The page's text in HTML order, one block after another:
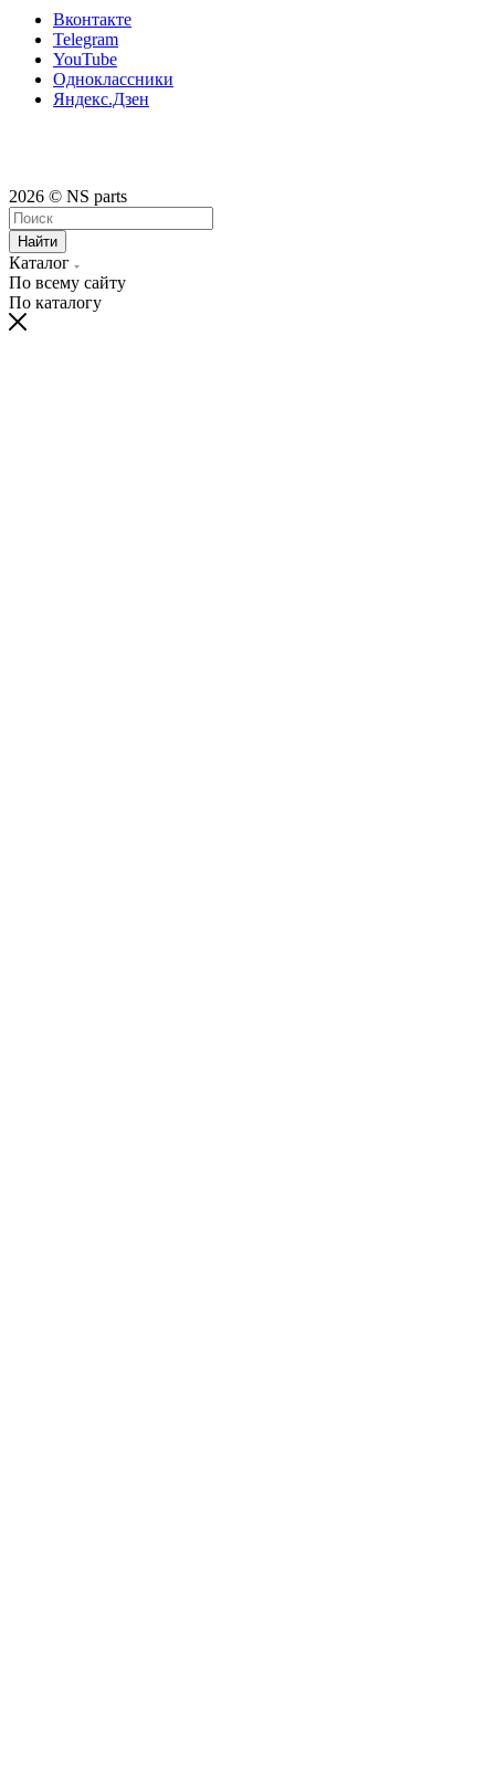
Вконтакте
Telegram
YouTube
Одноклассники
Яндекс.Дзен
2026 © NS parts
Найти
Каталог
По всему сайту
По каталогу